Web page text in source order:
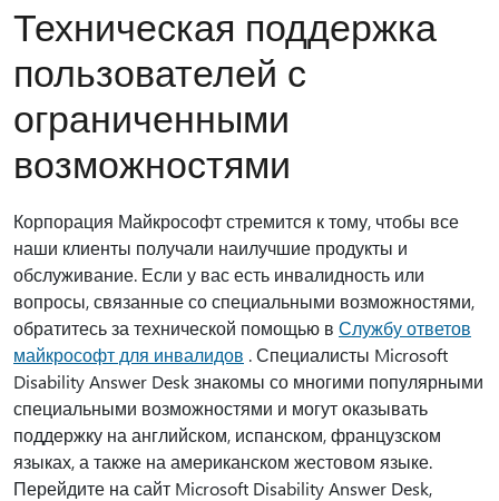
Техническая поддержка
пользователей с
ограниченными
возможностями
Корпорация Майкрософт стремится к тому, чтобы все
наши клиенты получали наилучшие продукты и
обслуживание. Если у вас есть инвалидность или
вопросы, связанные со специальными возможностями,
обратитесь за технической помощью в Службу ответов
майкрософт для инвалидов . Специалисты Microsoft
Disability Answer Desk знакомы со многими популярными
специальными возможностями и могут оказывать
поддержку на английском, испанском, французском
языках, а также на американском жестовом языке.
Перейдите на сайт Microsoft Disability Answer Desk,